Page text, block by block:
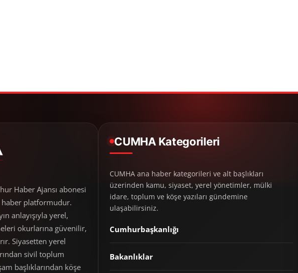
Haber Ajansı abonesi
haber platformudur.
anlayışıyla yerel,
okurlarına güvenilir,
Siyasetten yerel
sivil toplum
başlıklarından köşe
CUMHA Kategorileri
CUMHA ana haber kategorileri ve alt başlıkları
üzerinden kamu, siyaset, yerel yönetimler, mülki
idare, toplum ve köşe yazıları gündemine
ulaşabilirsiniz.
Cumhurbaşkanlığı
Bakanlıklar